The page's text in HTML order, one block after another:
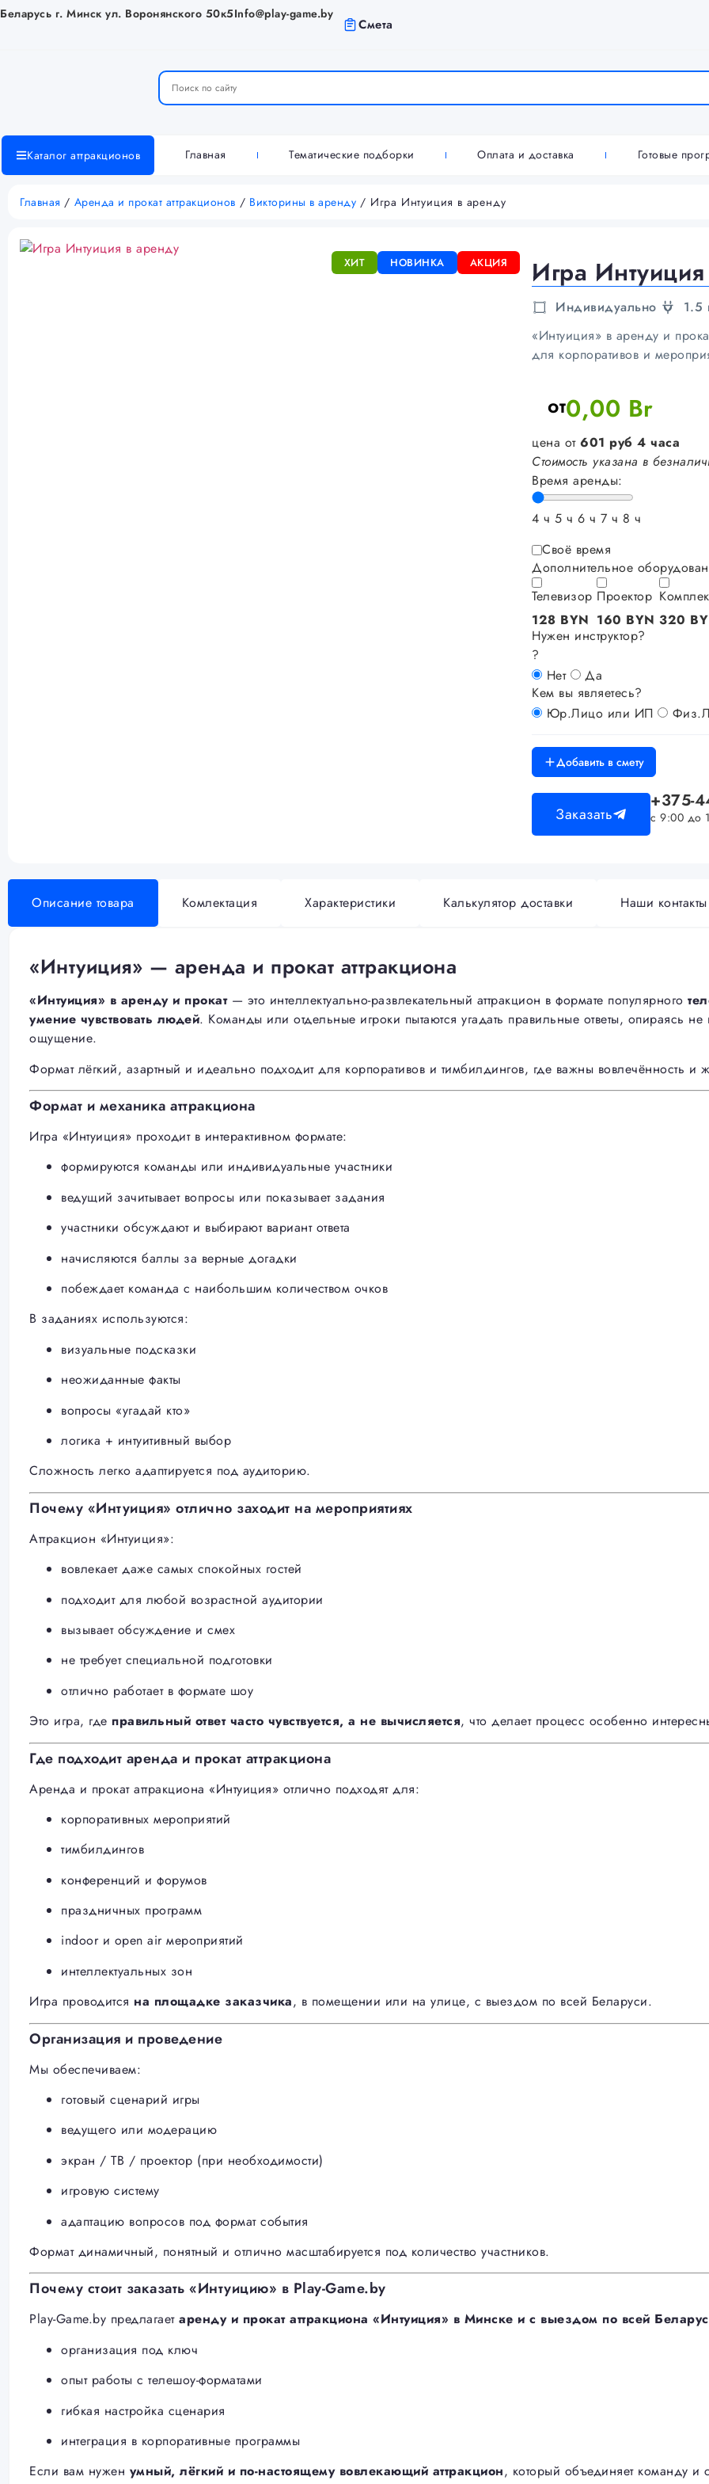
Беларусь г. Минск ул. Воронянского 50к5Info@play-game.by
Смета
Каталог аттракционов Главная Тематические подборки Оплата и доставка Готовые
Главная / Аренда и прокат аттракционов / Викторины в аренду / Игра Интуиция в аренду
АКЦИЯ
НОВИНКА
ХИТ Игра
Индивидуально
1.5
«Интуиция» в аренду и
для корпоративов и
от0,00 Br
цена от 601 руб 4 часа
Стоимость указана в
Время аренды:
4 ч 5 ч 6 ч 7 ч 8 ч
Своё время
Дополнительное
Телевизор
128 BYN
Проектор
160 BYN 320
Нужен инструктор?
?
Нет
Да
Кем вы являетесь?
Юр.Лицо или ИП
Добавить в смету
Заказать
+375-
с 9:00 до
Описание товара Комлектация Характеристики Калькулятор доставки Наши контакты
«Интуиция» — аренда и прокат аттракциона
«Интуиция» в аренду и прокат— это интеллектуально-развлекательный аттракцион в формате популярного
умение чувствовать людей. Команды или отдельные игроки пытаются угадать правильные ответы, опираясь
ощущение.
Формат лёгкий, азартный и идеально подходит для корпоративов и тимбилдингов, где важны вовлечённость
Формат и механика аттракциона
Игра «Интуиция» проходит в интерактивном формате:
формируются команды или индивидуальные участники
ведущий зачитывает вопросы или показывает задания
участники обсуждают и выбирают вариант ответа
начисляются баллы за верные догадки
побеждает команда с наибольшим количеством очков
В заданиях используются:
визуальные подсказки
неожиданные факты
вопросы «угадай кто»
логика + интуитивный выбор
Сложность легко адаптируется под аудиторию.
Почему «Интуиция» отлично заходит на мероприятиях
Аттракцион «Интуиция»:
вовлекает даже самых спокойных гостей
подходит для любой возрастной аудитории
вызывает обсуждение и смех
не требует специальной подготовки
отлично работает в формате шоу
Это игра, где правильный ответ часто чувствуется, а не вычисляется, что делает процесс особенно
Где подходит аренда и прокат аттракциона
Аренда и прокат аттракциона «Интуиция» отлично подходят для:
корпоративных мероприятий
тимбилдингов
конференций и форумов
праздничных программ
indoor и open air мероприятий
интеллектуальных зон
Игра проводится на площадке заказчика, в помещении или на улице, с выездом по всей Беларуси.
Организация и проведение
Мы обеспечиваем:
готовый сценарий игры
ведущего или модерацию
экран / ТВ / проектор (при необходимости)
игровую систему
адаптацию вопросов под формат события
Формат динамичный, понятный и отлично масштабируется под количество участников.
Почему стоит заказать «Интуицию» в Play-Game.by
Play-Game.by предлагает аренду и прокат аттракциона «Интуиция» в Минске и с выездом по всей
организация под ключ
опыт работы с телешоу-форматами
гибкая настройка сценария
интеграция в корпоративные программы
Если вам нужен умный, лёгкий и по-настоящему вовлекающий аттракцион, который объединяет команду и